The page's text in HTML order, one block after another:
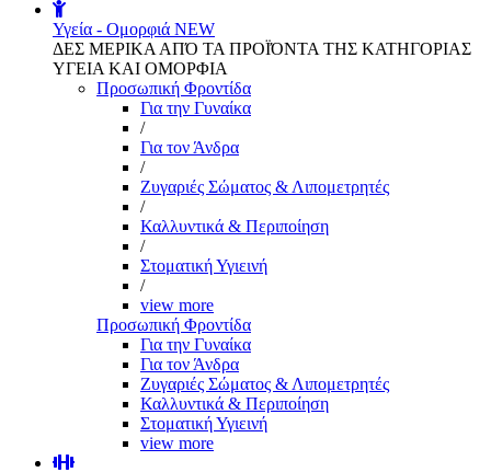
Υγεία - Ομορφιά NEW
ΔΕΣ ΜΕΡΙΚΑ ΑΠΌ ΤΑ ΠΡΟΪΌΝΤΑ ΤΗΣ ΚΑΤΗΓΟΡΙΑΣ
ΥΓΕΙΑ ΚΑΙ ΟΜΟΡΦΙΑ
Προσωπική Φροντίδα
Για την Γυναίκα
/
Για τον Άνδρα
/
Ζυγαριές Σώματος & Λιπομετρητές
/
Καλλυντικά & Περιποίηση
/
Στοματική Υγιεινή
/
view more
Προσωπική Φροντίδα
Για την Γυναίκα
Για τον Άνδρα
Ζυγαριές Σώματος & Λιπομετρητές
Καλλυντικά & Περιποίηση
Στοματική Υγιεινή
view more